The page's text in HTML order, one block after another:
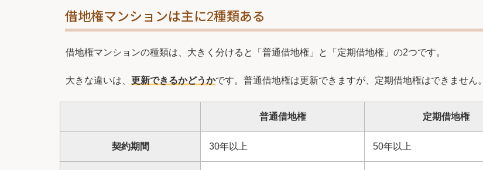
借地権マンションは主に2種類ある
借地権マンションの種類は、大きく分けると「普通借地権」と「定期借地権」の2つです。
大きな違いは、 更新できるかどうかです。普通借地権は更新できますが、定期借地権はできません。
普通借地権 定期借地権
契約期間 30年以上 50年以上